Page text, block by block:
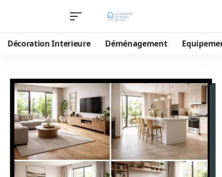
Décoration Interieure Déménagement